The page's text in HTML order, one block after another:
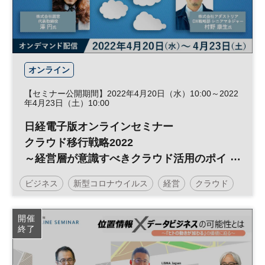
オンライン
【セミナー公開期間】2022年4月20日（水）10:00～2022
年4月23日（土）10:00
日経電子版オンラインセミナー
クラウド移行戦略2022
～経営層が意識すべきクラウド活用のポイ
ント～
ビジネス 新型コロナウイルス 経営 クラウド
デジタル
日経オンラインセミナー
開催
終了